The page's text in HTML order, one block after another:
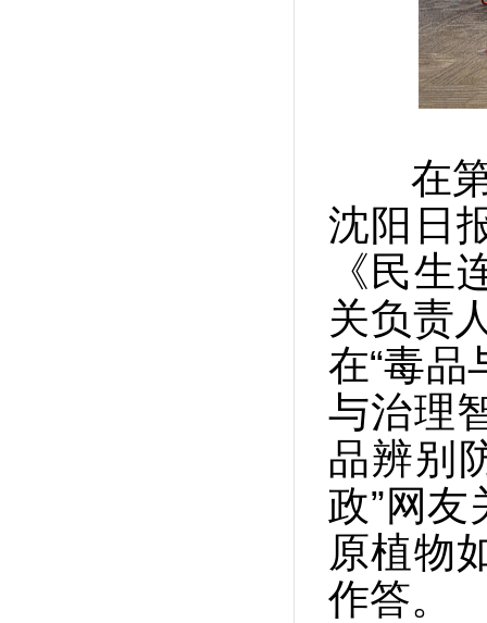
在第
沈阳日
《民
关负责
在“毒品
与治理
品辨别
政”网
原植物
作答。